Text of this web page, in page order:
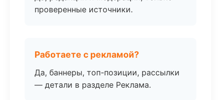
проверенные источники.
Работаете с рекламой?
Да, баннеры, топ-позиции, рассылки
— детали в разделе Реклама.